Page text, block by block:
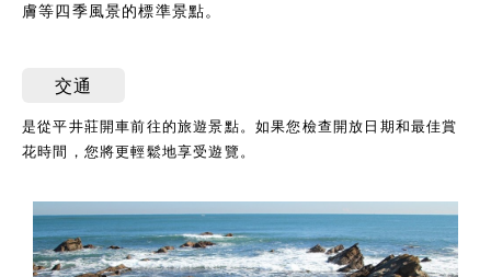
膚等四季風景的標準景點。
交通
是從平井莊開車前往的旅遊景點。如果您檢查開放日期和最佳賞
花時間，您將更輕鬆地享受遊覽。